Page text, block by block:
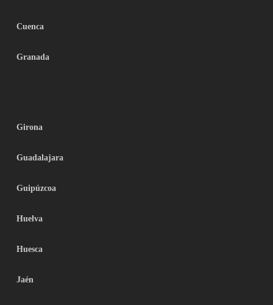
Cuenca
Granada
Girona
Guadalajara
Guipúzcoa
Huelva
Huesca
Jaén